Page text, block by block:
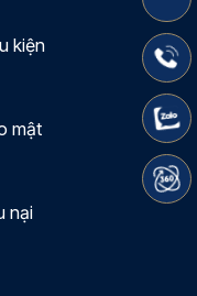
kiện
mật
nại